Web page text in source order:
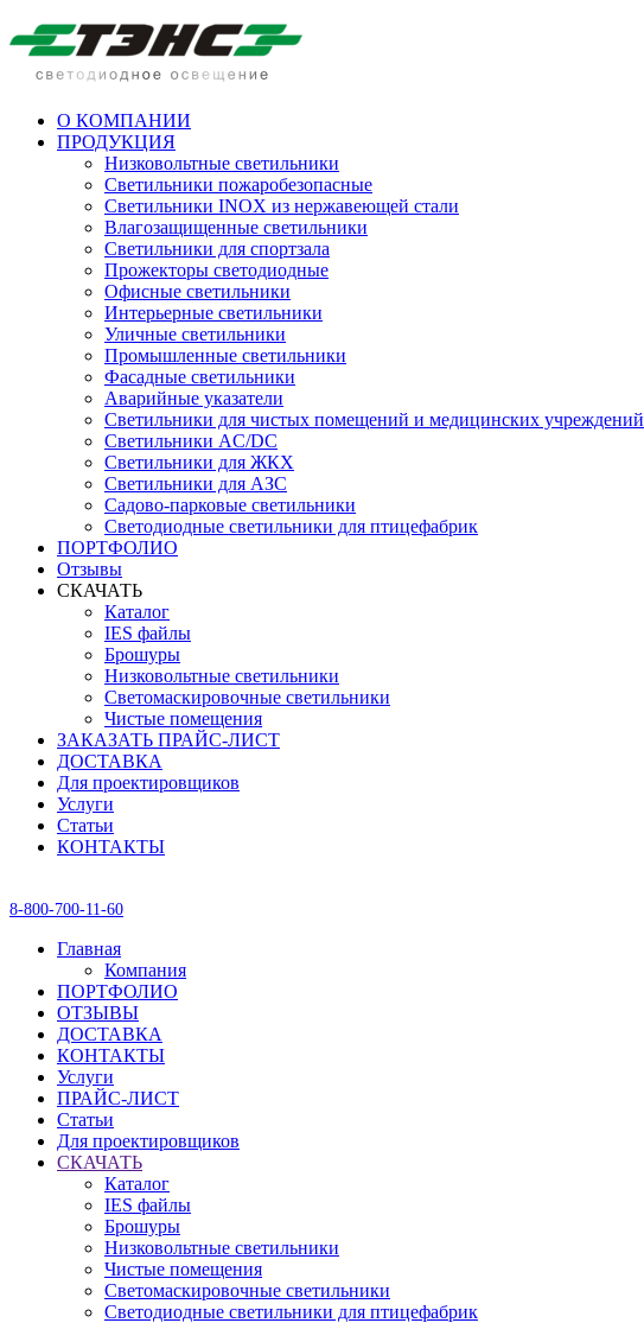
О КОМПАНИИ
ПРОДУКЦИЯ
Низковольтные светильники
Cветильники пожаробезопасные
Светильники INOX из нержавеющей стали
Влагозащищенные светильники
Светильники для спортзала
Прожекторы светодиодные
Офисные светильники
Интерьерные светильники
Уличные светильники
Промышленные светильники
Фасадные светильники
Аварийные указатели
Светильники для чистых помещений и медицинских учреждений
Светильники AC/DC
Светильники для ЖКХ
Светильники для АЗС
Садово-парковые светильники
Светодиодные светильники для птицефабрик
ПОРТФОЛИО
Отзывы
СКАЧАТЬ
Каталог
IES файлы
Брошуры
Низковольтные светильники
Светомаскировочные светильники
Чистые помещения
ЗАКАЗАТЬ ПРАЙС-ЛИСТ
ДОСТАВКА
Для проектировщиков
Услуги
Статьи
КОНТАКТЫ
8-800-700-11-60
Главная
Компания
ПОРТФОЛИО
ОТЗЫВЫ
ДОСТАВКА
КОНТАКТЫ
Услуги
ПРАЙС-ЛИСТ
Статьи
Для проектировщиков
СКАЧАТЬ
Каталог
IES файлы
Брошуры
Низковольтные светильники
Чистые помещения
Светомаскировочные светильники
Светодиодные светильники для птицефабрик